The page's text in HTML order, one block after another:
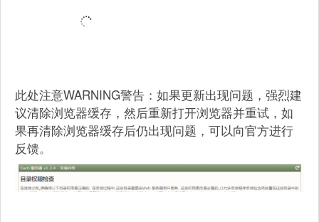
此处注意WARNING警告：如果更新出现问题，强烈建
议清除浏览器缓存，然后重新打开浏览器并重试，如
果再清除浏览器缓存后仍出现问题，可以向官方进行
反馈。